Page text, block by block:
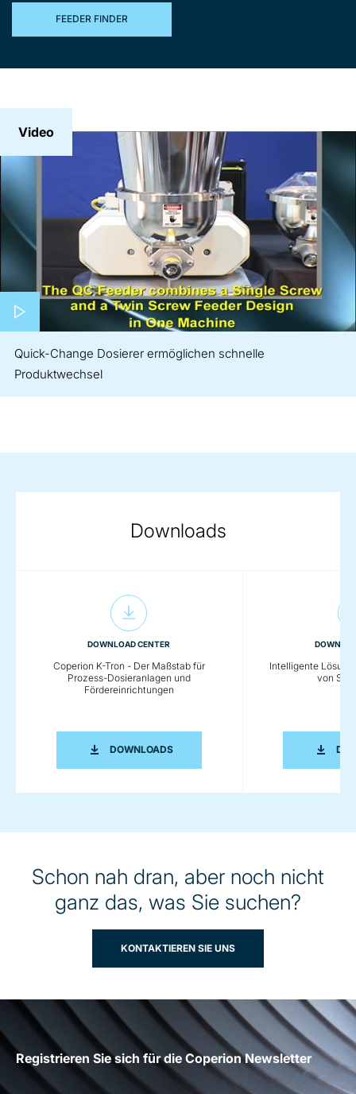
FEEDER FINDER
Video
Play video
Quick-Change Dosierer ermöglichen schnelle
Produktwechsel
Downloads
DOWNLOAD CENTER
Coperion K-Tron - Der Maßstab für
Prozess-Dosieranlagen und
Fördereinrichtungen
DOWNLOADSCOPERION K-TRON - DER MASSSTAB
Intelligente
von
Schon nah dran, aber noch nicht
ganz das, was Sie suchen?
KONTAKTIEREN SIE UNS
Registrieren Sie sich für die Coperion Newsletter